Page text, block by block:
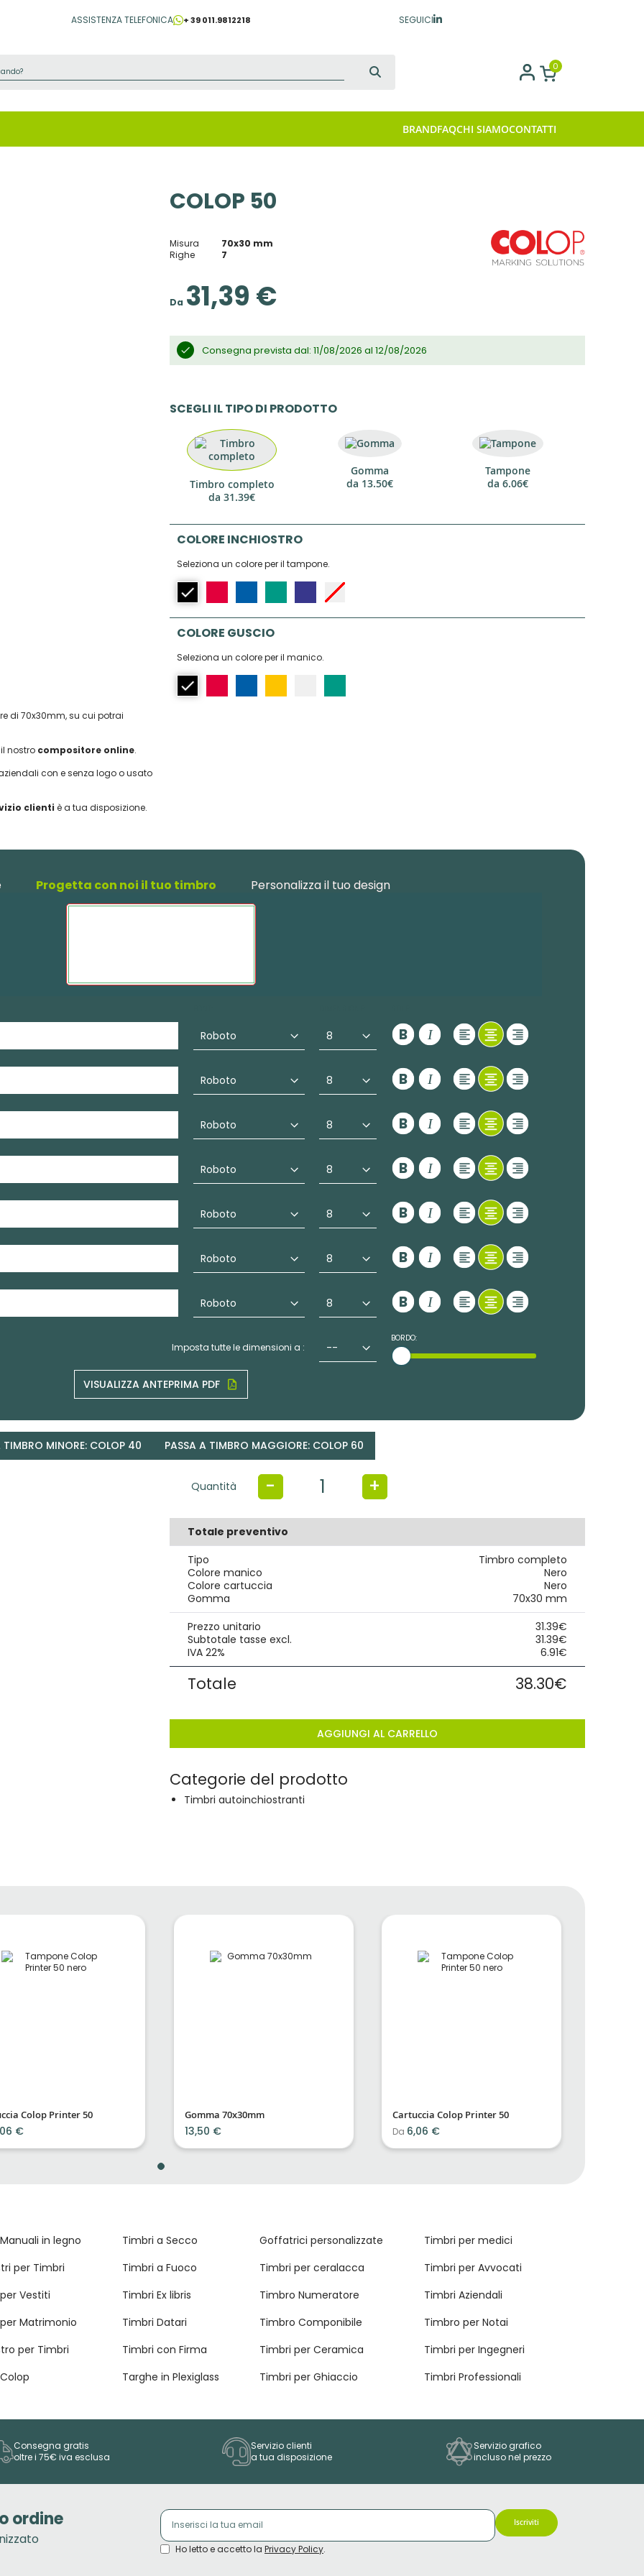
ASSISTENZA TELEFONICA + 39 011.9812218 SEGUICI
0
BRANDFAQCHI SIAMOCONTATTI
di 70x30mm, su cui potrai
nostro compositore online.
con e senza logo o usato
clienti è a tua disposizione.
COLOP 50
Misura
70x30 mm
Righe
7
Da 31,39 €
Consegna prevista dal: 11/08/2026 al 12/08/2026
SCEGLI IL TIPO DI PRODOTTO
Timbro completo
da31.39€
Gomma
da 13.50€
Tampone
da6.06€
COLORE INCHIOSTRO
Seleziona un colore per il tampone.
COLORE GUSCIO
Seleziona un colore per il manico.
Progetta con noi il tuo timbro
Imposta tutte le dimensioni a :
BORDO:
VISUALIZZA ANTEPRIMA PDF
Personalizza il tuo design
TIMBRO MINORE: COLOP 40 PASSA A TIMBRO MAGGIORE: COLOP 60
Quantità - +
Totale preventivo
Tipo
Timbro completo
Colore manico
Nero
Colore cartuccia
Nero
Gomma
70x30 mm
Prezzo unitario
31.39€
Subtotale tasse excl.
31.39€
IVA 22%
6.91€
Totale 38.30€
AGGIUNGI AL CARRELLO
Categorie del prodotto
Timbri autoinchiostranti
Colop Printer 50
€
Gomma 70x30mm
13,50 €
Cartuccia Colop Printer 50
Da 6,06 €
in legno Timbri a Secco Goffatrici personalizzate
Timbri per medici
per Timbri Timbri a Fuoco Timbri per ceralacca
Timbri per Avvocati
Vestiti Timbri Ex libris Timbro Numeratore
Timbri Aziendali
Matrimonio Timbri Datari Timbro Componibile
Timbro per Notai
per Timbri Timbri con Firma Timbri per Ceramica
Timbri per Ingegneri
Targhe in Plexiglass Timbri per Ghiaccio Timbri Professionali
Consegna gratis
oltre i 75€ iva esclusa
Servizio clienti
a tua disposizione
Servizio grafico
incluso nel prezzo
ordine Iscriviti
Ho letto e accetto la Privacy Policy.